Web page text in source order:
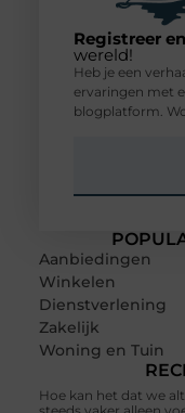
Aanbiedingen
Winkelen
Dienstverlening
Zakelijk
Woning en Tuin
Hoe kan het dat we
Registreer
wereld!
Heb je een
ervaringen met
blogplatform.